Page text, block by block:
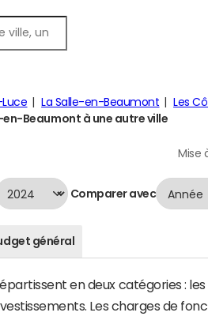
La Salle-en-Beaumont
Les
Beaumont à une autre ville
Mise
Comparer avec
général
en deux catégories :
Les charges de